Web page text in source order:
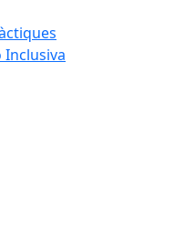
Inclusiva